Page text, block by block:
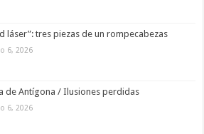
láser”: tres piezas de un rompecabezas
6, 2026
de Antígona / Ilusiones perdidas
6, 2026